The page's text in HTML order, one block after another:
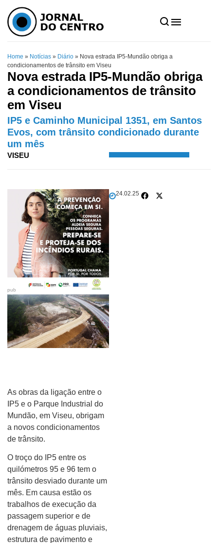
Home » Notícias » Diário » Nova estrada IP5-Mundão obriga a
condicionamentos de trânsito em Viseu
Nova estrada IP5-Mundão obriga
a condicionamentos de trânsito
em Viseu
IP5 e Caminho Municipal 1351, em Santos
Evos, com trânsito condicionado durante
um mês
VISEU
24.02.25
pub
As obras da ligação entre o
IP5 e o Parque Industrial do
Mundão, em Viseu, obrigam
a novos condicionamentos
de trânsito.
O troço do IP5 entre os
quilómetros 95 e 96 tem o
trânsito desviado durante um
mês. Em causa estão os
trabalhos de execução da
passagem superior e de
drenagem de águas pluviais,
estrutura de pavimento e